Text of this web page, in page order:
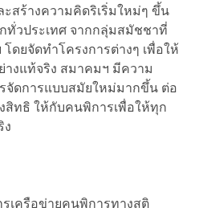
สร้างความคิดริเริ่มใหม่ๆ ขึ้น
ทั่วประเทศ จากกลุ่มสมัชชาที่
ดยจัดทำโครงการต่างๆ เพื่อให้
างแท้จริง สมาคมฯ มีความ
จัดการแบบสมัยใหม่มากขึ้น ต่อ
สิทธิ ให้กับคนพิการเพื่อให้ทุก
ง
เครือข่ายคนพิการทางสติ